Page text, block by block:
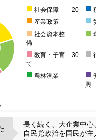
■ 社会保障 20 ■
■ 産業政策 ■
■ 社会資本整
備
■
■ 教育・子育
て
30 ■
■ 農林漁業 ■
興
長く続く、大企業中
自民党政治を国民が